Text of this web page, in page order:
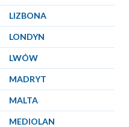
LIZBONA
LONDYN
LWÓW
MADRYT
MALTA
MEDIOLAN